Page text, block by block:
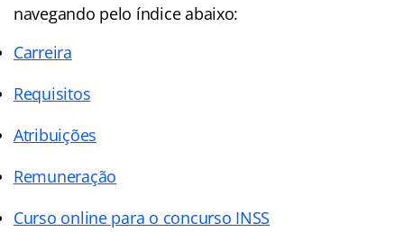
navegando pelo índice abaixo:
Carreira
Requisitos
Atribuições
Remuneração
Curso online para o concurso INSS